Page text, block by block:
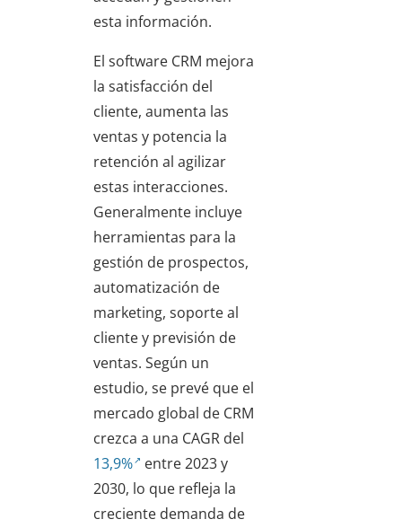
esta información.
El software CRM mejora
la satisfacción del
cliente, aumenta las
ventas y potencia la
retención al agilizar
estas interacciones.
Generalmente incluye
herramientas para la
gestión de prospectos,
automatización de
marketing, soporte al
cliente y previsión de
ventas. Según un
estudio, se prevé que el
mercado global de CRM
crezca a una CAGR del
13,9%
entre 2023 y
2030, lo que refleja la
creciente demanda de